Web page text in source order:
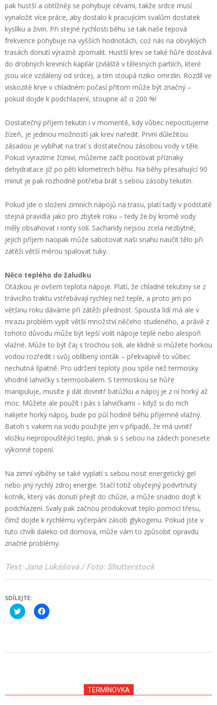
pak hustší a obtížněji se pohybuje cévami, takže srdce musí
vynaložit více práce, aby dostalo k pracujícím svalům dostatek
kyslíku a živin. Při stejné rychlosti běhu se tak naše tepová
frekvence pohybuje na vyšších hodnotách, což nás na obvyklých
trasách donutí výrazně zpomalit. Hustší krev se také hůře dostává
do drobných krevních kapilár (zvláště v tělesných partiích, které
jsou více vzdáleny od srdce), a tím stoupá riziko omrzlin. Rozdíl ve
viskozitě krve v chladném počasí přitom může být značný –
pokud dojde k podchlazení, stoupne až o 200 %!
Dostatečný příjem tekutin i v momentě, kdy vůbec nepociťujeme
žízeň, je jedinou možností jak krev naředit. První důležitou
zásadou je vybíhat na trať s dostatečnou zásobou vody v těle.
Pokud vyrazíme žízniví, můžeme začít pociťovat příznaky
dehydratace již po pěti kilometrech běhu. Na běhy přesahující 90
minut je pak rozhodně potřeba brát s sebou zásoby tekutin.
Pokud jde o složení zimních nápojů na trasu, platí tady v podstatě
stejná pravidla jako pro zbytek roku – tedy že by kromě vody
měly obsahovat i ionty solí. Sacharidy nejsou zcela nezbytné,
jejich příjem naopak může sabotovat naši snahu naučit tělo při
zátěži větší měrou spalovat tuky.
Něco teplého do žaludku
Otázkou je ovšem teplota nápoje. Platí, že chladné tekutiny se z
trávicího traktu vstřebávají rychleji než teplé, a proto jim po
většinu roku dáváme při zátěži přednost. Spousta lidí má ale v
mrazu problém vypít větší množství něčeho studeného, a právě z
tohoto důvodu může být lepší volit nápoje teplé nebo alespoň
vlažné. Může to být čaj s trochou soli, ale klidně si můžete horkou
vodou rozředit i svůj oblíbený ionťák – překvapivě to vůbec
nechutná špatně. Pro udržení teploty jsou spíše než termosky
vhodné lahvičky s termoobalem. S termoskou se hůře
manipuluje, musíte ji dát dovnitř batůžku a nápoj je z ní horký až
moc. Můžete ale použít i pás s lahvičkami – když si do nich
nalijete horký nápoj, bude po půl hodině běhu příjemně vlažný.
Batoh s vakem na vodu použijte jen v případě, že má uvnitř
vložku nepropouštějící teplo, jinak si s sebou na zádech ponesete
výkonné topení.
Na zimní výběhy se také vyplatí s sebou nosit energetický gel
nebo jiný rychlý zdroj energie. Stačí totiž obyčejný podvrtnutý
kotník, který vás donutí přejít do chůze, a může snadno dojít k
podchlazení. Svaly pak začnou produkovat teplo pomocí třesu,
čímž dojde k rychlému vyčerpání zásob glykogenu. Pokud jste v
tuto chvíli daleko od domova, může vám to způsobit opravdu
značné problémy.
Text: Jana Lukášová / Foto: Shutterstock
SDÍLEJTE:
Click
to
new
Click
to
new
TERMÍNOVKA